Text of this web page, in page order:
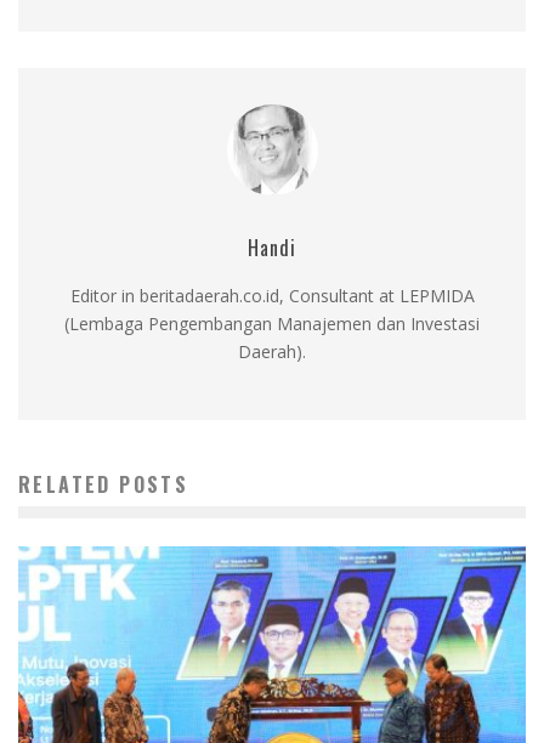
Handi
Editor in beritadaerah.co.id, Consultant at LEPMIDA
(Lembaga Pengembangan Manajemen dan Investasi
Daerah).
RELATED POSTS